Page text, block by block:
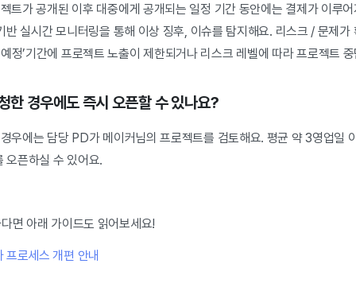
트가 공개된 이후 대중에게 공개되는 일정 기간 동안에는 결제가 이루어
반 실시간 모니터링을 통해 이상 징후, 이슈를 탐지해요. 리스크 / 문제가
정’기간에 프로젝트 노출이 제한되거나 리스크 레벨에 따라 프로젝트
한 경우에도 즉시 오픈할 수 있나요?
우에는 담당 PD가 메이커님의 프로젝트를 검토해요. 평균 약 3영업일
오픈하실 수 있어요.
면 아래 가이드도 읽어보세요!
로세스 개편 안내